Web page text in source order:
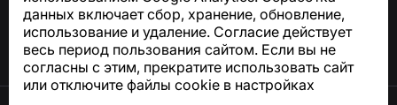
данных включает сбор, хранение, обновление,
использование и удаление. Согласие действует
весь период пользования сайтом. Если вы не
согласны с этим, прекратите использовать сайт
или отключите файлы cookie в настройках
Контакты